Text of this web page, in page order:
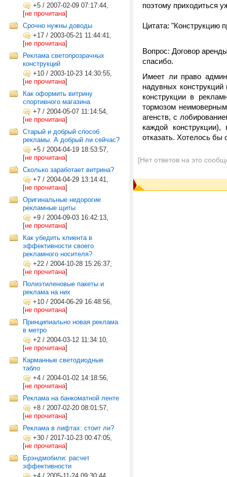
+5 / 2007-02-09 07:17:44,
[не прочитана]
Срочно нужны доводы
+17 / 2003-05-21 11:44:41,
[не прочитана]
Реклама светопрозрачных
конструкций
+10 / 2003-10-23 14:30:55,
[не прочитана]
Как оформить витрину
спортивного магазина
+7 / 2004-05-07 11:14:54,
[не прочитана]
Старый и добрый способ
рекламы. А добрый ли сейчас?
+5 / 2004-04-19 18:53:57,
[не прочитана]
Сколько заработает витрина?
+7 / 2004-04-29 13:14:41,
[не прочитана]
Оригинальные недорогие
рекламные щиты
+9 / 2004-09-03 16:42:13,
[не прочитана]
Как убедить клиента в
эффективности своего
рекламного носителя?
+22 / 2004-10-28 15:26:37,
[не прочитана]
Полиэтиленовые пакеты и
реклама на них
+10 / 2004-06-29 16:48:56,
[не прочитана]
Принципиально новая реклама
в метро
+2 / 2004-03-12 11:34:10,
[не прочитана]
Карманные светодиодные
табло
+4 / 2004-01-02 14:18:56,
[не прочитана]
Реклама на банкоматной ленте
+8 / 2007-02-20 08:01:57,
[не прочитана]
Реклама в лифтах: стоит ли?
+30 / 2017-10-23 00:47:05,
[не прочитана]
Брэндмобили: расчет
эффективности
поэтому приходиться
Цитата: "Конструкцию
Вопрос: Договор
спасибо.
Имеет ли право
надувных
конструкции в
тормозом
агенств, с
каждой
отказать. Хотелось бы
[Нет ответов на это